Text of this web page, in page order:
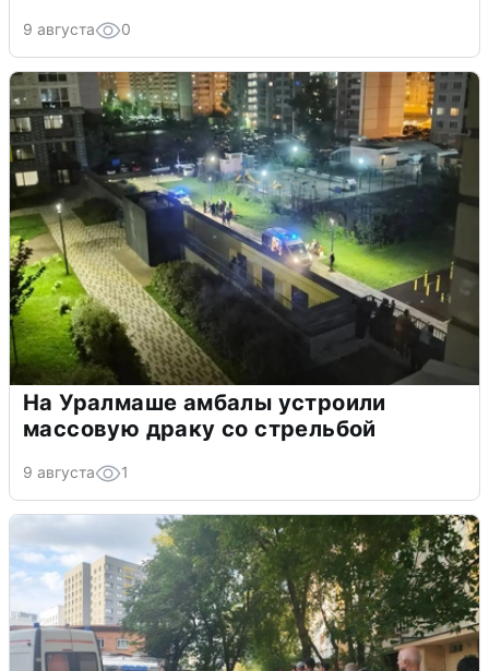
9 августа 0
На Уралмаше амбалы устроили
массовую драку со стрельбой
9 августа 1